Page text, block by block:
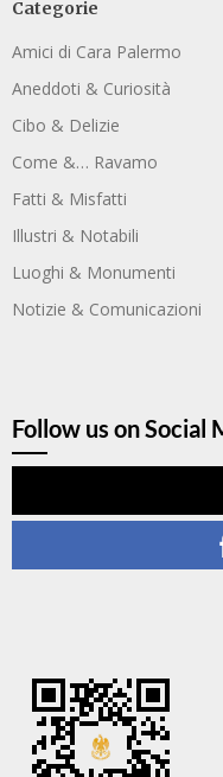
Categorie
Amici di Cara Palermo
Aneddoti & Curiosità
Cibo & Delizie
Come &… Ravamo
Fatti & Misfatti
Illustri & Notabili
Luoghi & Monumenti
Notizie & Comunicazioni
Follow us on Social